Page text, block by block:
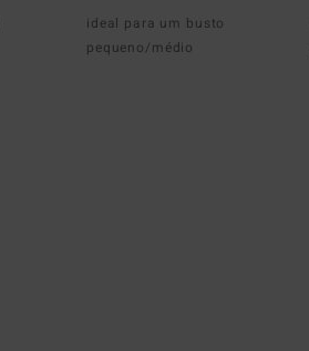
ideal para um busto
pequeno/médio